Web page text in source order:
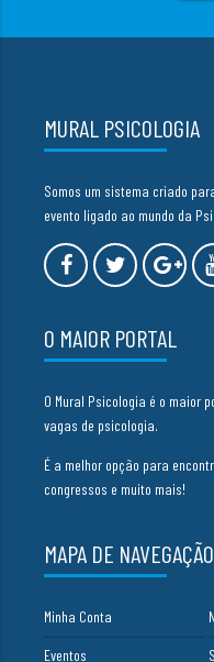
MURAL PSICOLOGIA
Somos um sistema criado
evento ligado ao mundo da
O MAIOR PORTAL
O Mural Psicologia é o maior
vagas de psicologia.
É a melhor opção para
congressos e muito mais!
MAPA DE NAVEGAÇÃO
Minha Conta
Eventos